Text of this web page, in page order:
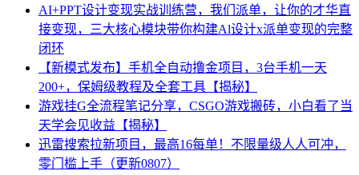
AI+PPT设计变现实战训练营，我们派单，让你的才华直
接变现，三大核心模块带你构建Al设计x派单变现的完整
闭环
【新模式发布】手机全自动撸金项目，3台手机一天
200+，保姆级教程及全套工具【揭秘】
游戏挂G全流程笔记分享，CSGO游戏搬砖，小白看了当
天学会见收益【揭秘】
迅雷搜索拉新项目，最高16每单！不限量级人人可冲，
零门槛上手（更新0807）